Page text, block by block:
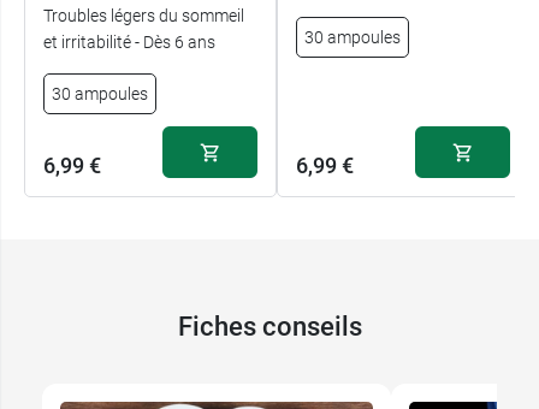
Troubles légers du sommeil
et irritabilité - Dès 6 ans
30 ampoules
6,99 €
30 ampoules
6,99 €
Fiches conseils